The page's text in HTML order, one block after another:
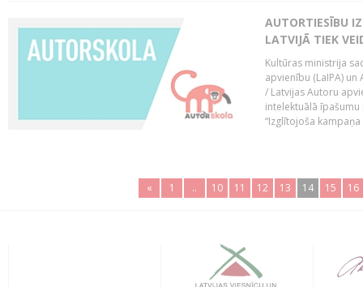
AUTORTIESĪBU
LATVIJĀ TIEK
Kultūras ministrija
apvienību (LaIPA)
/ Latvijas Autoru
intelektuālā
“Izglītojoša
« 1 .. 10 11 12 13 14 15 16